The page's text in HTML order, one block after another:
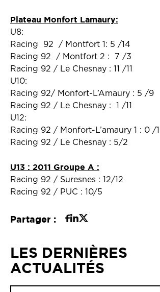
Plateau Monfort Lamaury:
U8:
Racing 92 / Montfort 1: 5 /14
Racing 92 / Montfort 2 : 7 /3
Racing 92 / Le Chesnay : 11 /11
U10:
Racing 92/ Monfort-L’Amaury : 5 /9
Racing 92 / Le Chesnay : 1 /11
U12:
Racing 92 / Monfort-L’amaury 1 : 0 /
Racing 92 / Le Chesnay : 5/2
U13 : 2011 Groupe A :
Racing 92 / Suresnes : 12/12
Racing 92 / PUC : 10/5
Partager :
LES DERNIÈRES
ACTUALITÉS